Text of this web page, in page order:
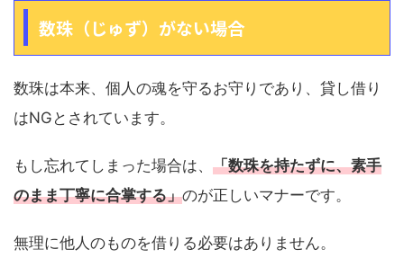
数珠（じゅず）がない場合
数珠は本来、個人の魂を守るお守りであり、貸し借り
はNGとされています。
もし忘れてしまった場合は、 「数珠を持たずに、素手
のまま丁寧に合掌する」のが正しいマナーです。
無理に他人のものを借りる必要はありません。